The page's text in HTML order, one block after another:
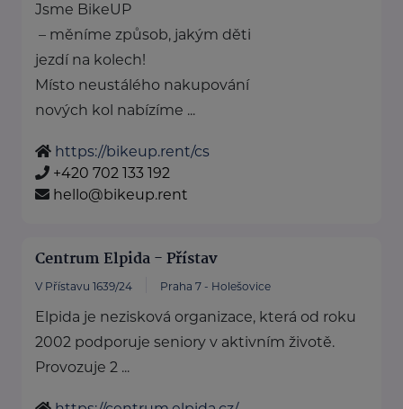
Jsme BikeUP
– měníme způsob, jakým děti
jezdí na kolech!
Místo neustálého nakupování
nových kol nabízíme ...
https://bikeup.rent/cs
+420 702 133 192
hello@bikeup.rent
Centrum Elpida - Přístav
V Přístavu 1639/24 Praha 7 - Holešovice
Elpida je nezisková organizace, která od roku
2002 podporuje seniory v aktivním životě.
Provozuje 2 ...